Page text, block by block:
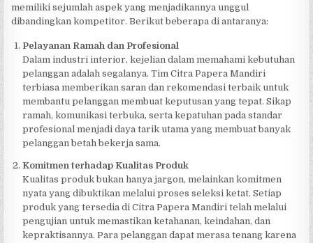
memiliki sejumlah aspek yang menjadikannya unggul
dibandingkan kompetitor. Berikut beberapa di antaranya:
Pelayanan Ramah dan Profesional
Dalam industri interior, kejelian dalam memahami kebutuhan
pelanggan adalah segalanya. Tim Citra Papera Mandiri
terbiasa memberikan saran dan rekomendasi terbaik untuk
membantu pelanggan membuat keputusan yang tepat. Sikap
ramah, komunikasi terbuka, serta kepatuhan pada standar
profesional menjadi daya tarik utama yang membuat banyak
pelanggan betah bekerja sama.
Komitmen terhadap Kualitas Produk
Kualitas produk bukan hanya jargon, melainkan komitmen
nyata yang dibuktikan melalui proses seleksi ketat. Setiap
produk yang tersedia di Citra Papera Mandiri telah melalui
pengujian untuk memastikan ketahanan, keindahan, dan
kepraktisannya. Para pelanggan dapat merasa tenang karena